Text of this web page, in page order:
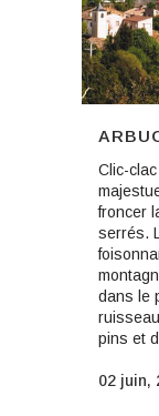
Clic-
froncer
serrés.
dans le
pins et
02 juin,